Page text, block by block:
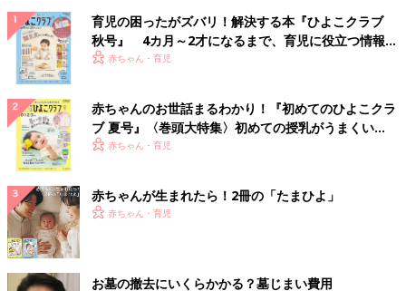
育児の困ったがズバリ！解決する本『ひよこクラブ
秋号』 4カ月～2才になるまで、育児に役立つ情報が
いっぱい！
赤ちゃん・育児
赤ちゃんのお世話まるわかり！『初めてのひよこクラ
ブ 夏号』〈巻頭大特集〉初めての授乳がうまくい
く！ おっぱい・ミルクの基本と夏のトラブル 解決テ
赤ちゃん・育児
赤ちゃんが生まれたら！2冊の「たまひよ」
赤ちゃん・育児
お墓の撤去にいくらかかる？墓じまい費用